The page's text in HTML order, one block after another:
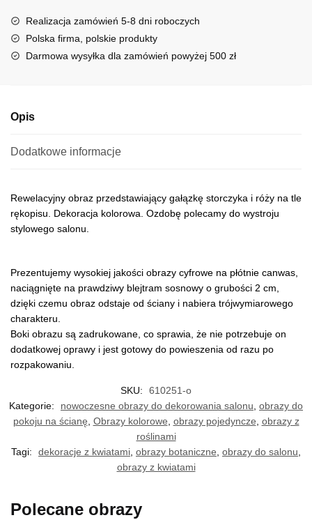
Realizacja zamówień 5-8 dni roboczych
Polska firma, polskie produkty
Darmowa wysyłka dla zamówień powyżej 500 zł
Opis
Dodatkowe informacje
Rewelacyjny obraz przedstawiający gałązkę storczyka i róży na tle
rękopisu. Dekoracja kolorowa. Ozdobę polecamy do wystroju
stylowego salonu.
Prezentujemy wysokiej jakości obrazy cyfrowe na płótnie canwas,
naciągnięte na prawdziwy blejtram sosnowy o grubości 2 cm,
dzięki czemu obraz odstaje od ściany i nabiera trójwymiarowego
charakteru.
Boki obrazu są zadrukowane, co sprawia, że nie potrzebuje on
dodatkowej oprawy i jest gotowy do powieszenia od razu po
rozpakowaniu.
SKU:
610251-o
Kategorie:
nowoczesne obrazy do dekorowania salonu, obrazy do
pokoju na ścianę, Obrazy kolorowe, obrazy pojedyncze, obrazy z
roślinami
Tagi:
dekoracje z kwiatami, obrazy botaniczne, obrazy do salonu,
obrazy z kwiatami
Polecane obrazy